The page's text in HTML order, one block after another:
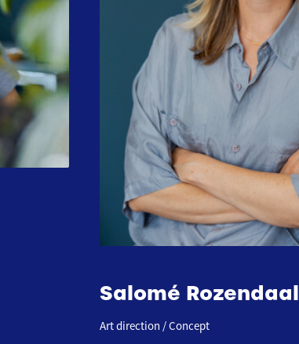
Salomé Rozendaal
Art direction / Concept